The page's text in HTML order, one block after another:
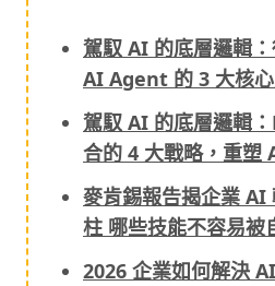
駕馭 AI 的底層邏輯
AI Agent 的 3 大核
駕馭 AI 的底層邏輯
合的 4 大戰略，重塑
麥肯錫報告揭企業 AI
柱 哪些技能不容易被
2026 企業如何解決